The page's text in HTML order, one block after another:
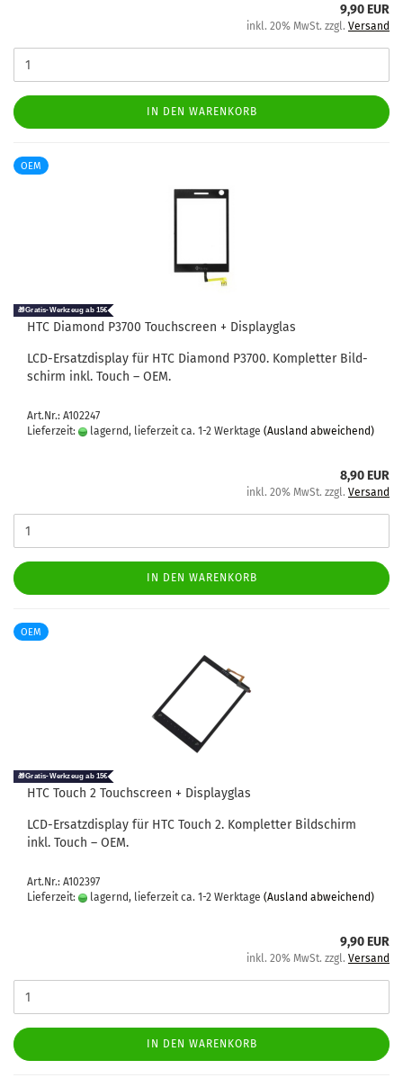
9,90 EUR
inkl. 20% MwSt. zzgl. Versand
IN DEN WARENKORB
OEM
HTC Dia­mond P3700 Touch­screen + Dis­play­glas
LCD-​Ersatzdisplay für HTC Dia­mond P3700. Kom­plet­ter Bild­
schirm inkl. Touch – OEM.
Art.Nr.: A102247
Lieferzeit:
lagernd, lieferzeit ca. 1-2 Werktage (Ausland abweichend)
8,90 EUR
inkl. 20% MwSt. zzgl. Versand
IN DEN WARENKORB
OEM
HTC Touch 2 Touch­screen + Dis­play­glas
LCD-​Ersatzdisplay für HTC Touch 2. Kom­plet­ter Bild­schirm
inkl. Touch – OEM.
Art.Nr.: A102397
Lieferzeit:
lagernd, lieferzeit ca. 1-2 Werktage (Ausland abweichend)
9,90 EUR
inkl. 20% MwSt. zzgl. Versand
IN DEN WARENKORB